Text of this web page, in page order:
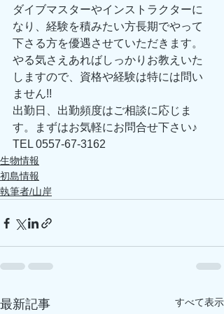
ダイブマスターやインストラクターに
なり、経験を積みたい方長期でやって
下さる方を優遇させていただきます。
やる気さえあればしっかりお教えいた
しますので、資格や経験は特には問い
ません!!
出勤日、出勤頻度はご相談に応じま
す。まずはお気軽にお問合せ下さい♪
TEL 0557-67-3162
生物情報
初島情報
執筆者/山岸
最新記事 すべて表示